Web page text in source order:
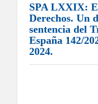
SPA LXXIX:
Derechos. Un
sentencia del
España 142/
2024.